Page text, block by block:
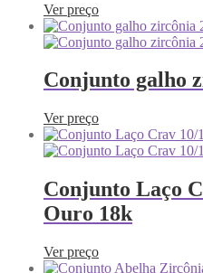
Ver preço
Conjunto galho
Ver preço
Conjunto Laço
Ouro 18k
Ver preço